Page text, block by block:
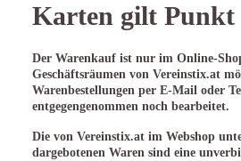
Karten gilt
Der Warenkauf ist nur im Online-
Geschäftsräumen von Vereinstix.at
Warenbestellungen per E-Mail oder
entgegengenommen noch bearbeitet.
Die von Vereinstix.at im Webshop
dargebotenen Waren sind eine